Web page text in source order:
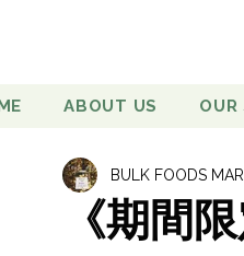
ABOUT US OUR
《期間
BULK FOODS